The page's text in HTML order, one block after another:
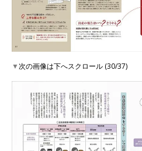
▼次の画像は下へスクロール (30/37)